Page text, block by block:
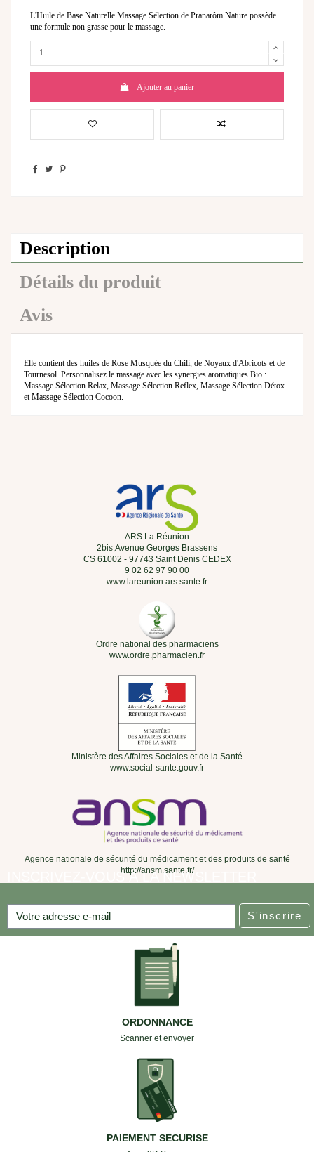
L'Huile de Base Naturelle Massage Sélection de Pranarôm Nature possède
une formule non grasse pour le massage.
Ajouter au panier
Description
Détails du produit
Avis
Elle contient des huiles de Rose Musquée du Chili, de Noyaux d'Abricots et de
Tournesol. Personnalisez le massage avec les synergies aromatiques Bio :
Massage Sélection Relax, Massage Sélection Reflex, Massage Sélection Détox
et Massage Sélection Cocoon.
ARS La Réunion
2bis,Avenue Georges Brassens
CS 61002 - 97743 Saint Denis CEDEX
9 02 62 97 90 00
www.lareunion.ars.sante.fr
Ordre national des pharmaciens
www.ordre.pharmacien.fr
Ministère des Affaires Sociales et de la Santé
www.social-sante.gouv.fr
Agence nationale de sécurité du médicament et des produits de santé
http://ansm.sante.fr/
INSCRIVEZ-VOUS À LA NEWSLETTER
S'inscrire
ORDONNANCE
Scanner et envoyer
PAIEMENT SECURISE